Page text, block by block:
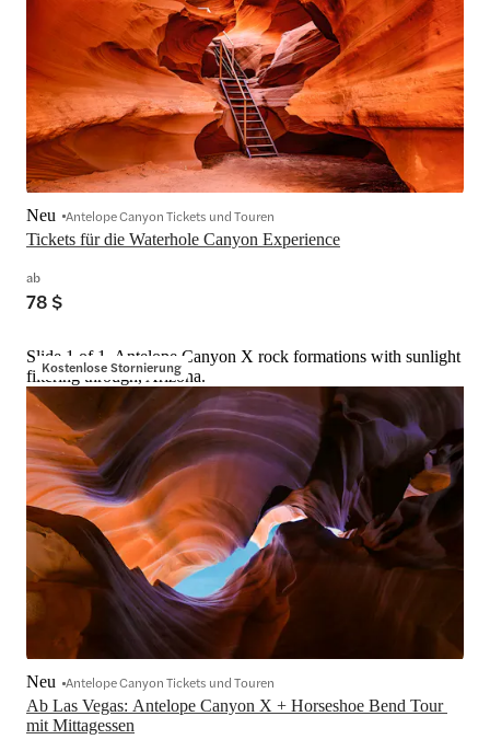
Tickets für die Waterhole Canyon Experience
Neu Antelope Canyon Tickets und Touren
ab
78 $
Kostenlose Stornierung
Slide 1 of 1, Antelope Canyon X rock formations with sunlight
filtering through, Arizona.
Ab Las Vegas: Antelope Canyon X + Horseshoe Bend Tour
mit Mittagessen
Neu Antelope Canyon Tickets und Touren